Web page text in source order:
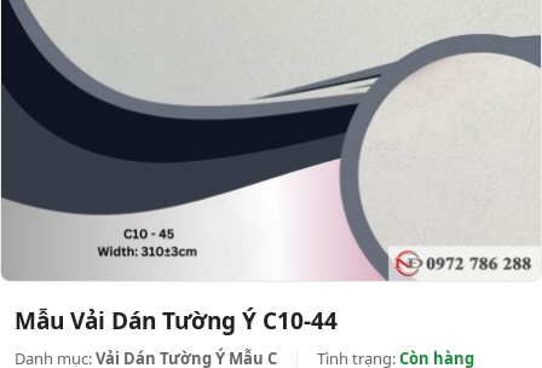
Mẫu Vải Dán Tường Ý C10-44
Danh mục:Vải Dán Tường Ý Mẫu C Tình trạng:Còn hàng